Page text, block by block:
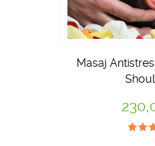
Masaj